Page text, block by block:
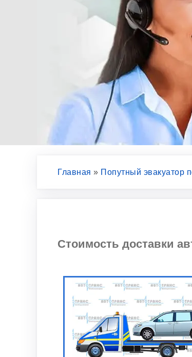
Главная » Попутный эвакуатор
Стоимость доставки